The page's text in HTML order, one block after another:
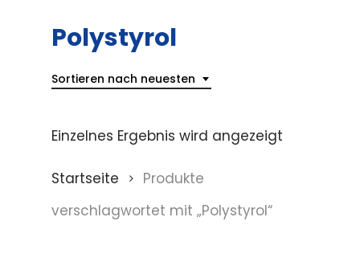
Polystyrol
Sortieren nach neuesten
Einzelnes Ergebnis wird angezeigt
Startseite
Produkte
verschlagwortet mit „Polystyrol“